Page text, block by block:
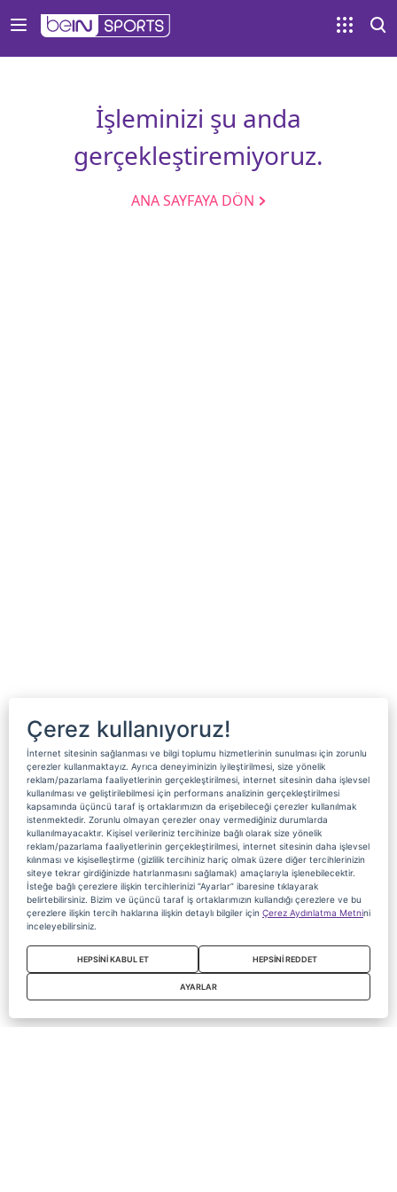
İşleminizi şu anda
gerçekleştiremiyoruz.
ANA SAYFAYA DÖN
Çerez kullanıyoruz!
İnternet sitesinin sağlanması ve bilgi toplumu hizmetlerinin sunulması için zorunlu
çerezler kullanmaktayız. Ayrıca deneyiminizin iyileştirilmesi, size yönelik
reklam/pazarlama faaliyetlerinin gerçekleştirilmesi, internet sitesinin daha işlevsel
kullanılması ve geliştirilebilmesi için performans analizinin gerçekleştirilmesi
kapsamında üçüncü taraf iş ortaklarımızın da erişebileceği çerezler kullanılmak
istenmektedir. Zorunlu olmayan çerezler onay vermediğiniz durumlarda
kullanılmayacaktır. Kişisel verileriniz tercihinize bağlı olarak size yönelik
reklam/pazarlama faaliyetlerinin gerçekleştirilmesi, internet sitesinin daha işlevsel
kılınması ve kişiselleştirme (gizlilik tercihiniz hariç olmak üzere diğer tercihlerinizin
siteye tekrar girdiğinizde hatırlanmasını sağlamak) amaçlarıyla işlenebilecektir.
İsteğe bağlı çerezlere ilişkin tercihlerinizi “Ayarlar” ibaresine tıklayarak
belirtebilirsiniz. Bizim ve üçüncü taraf iş ortaklarımızın kullandığı çerezlere ve bu
çerezlere ilişkin tercih haklarına ilişkin detaylı bilgiler için Çerez Aydınlatma Metnini
inceleyebilirsiniz.
HEPSİNİ KABUL ET HEPSİNİ REDDET
AYARLAR